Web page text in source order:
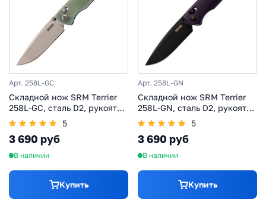
Арт. 258L-GC
Складной нож SRM Terrier
258L-GC, сталь D2, рукоять
natural G10
5
3 690 руб
В наличии
Купить
Арт. 258L-GN
Складной нож SRM Terrier
258L-GN, сталь D2, рукоять
G10, фиолетовый
5
3 690 руб
В наличии
Купить